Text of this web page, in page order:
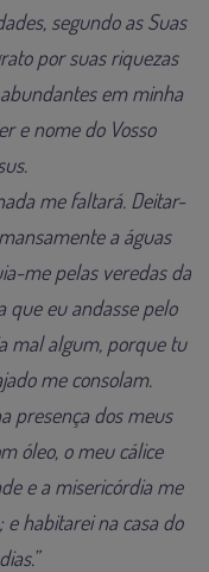
segundo as Suas
por suas riquezas
em minha
e nome do Vosso
me faltará. Deitar-
a águas
me pelas veredas da
que eu andasse pelo
mal algum, porque tu
me consolam.
presença dos meus
óleo, o meu cálice
e a misericórdia me
habitarei na casa do